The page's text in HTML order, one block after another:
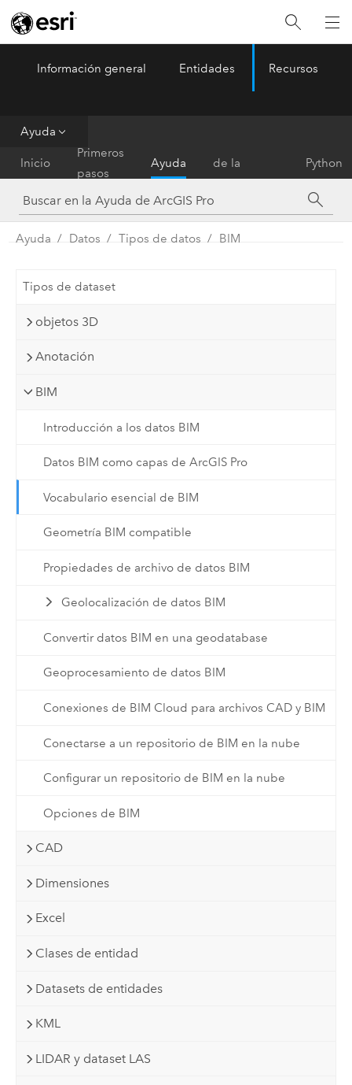
ArcGIS Pro Menu
Información general Entidades Recursos
Ayuda
Inicio
Primeros
pasos
Ayuda
de la
herramienta
Python
Ayuda Datos Tipos de datos BIM
Tipos de dataset
objetos 3D
Anotación
BIM
Introducción a los datos BIM
Datos BIM como capas de ArcGIS Pro
Vocabulario esencial de BIM
Geometría BIM compatible
Propiedades de archivo de datos BIM
Geolocalización de datos BIM
Convertir datos BIM en una geodatabase
Geoprocesamiento de datos BIM
Conexiones de BIM Cloud para archivos CAD y BIM
Conectarse a un repositorio de BIM en la nube
Configurar un repositorio de BIM en la nube
Opciones de BIM
CAD
Dimensiones
Excel
Clases de entidad
Datasets de entidades
KML
LIDAR y dataset LAS